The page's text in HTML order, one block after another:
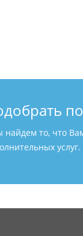
найдем то, что